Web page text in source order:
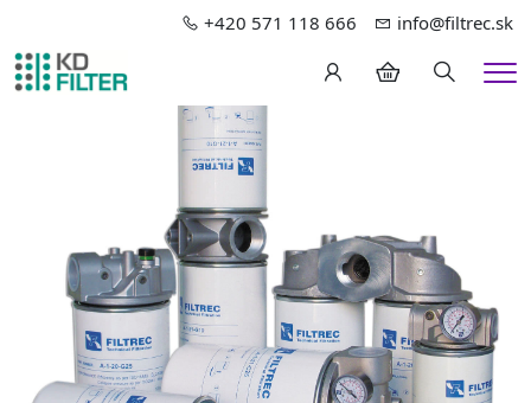
+420 571 118 666 info@filtrec.sk
Hledání